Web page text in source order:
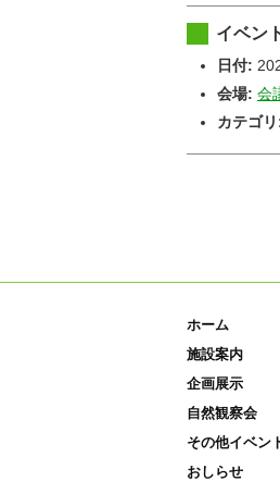
イベン
日付:
会場: 会
カテゴ
ホーム
施設案内
企画展示
自然観察会
その他イベン
おしらせ